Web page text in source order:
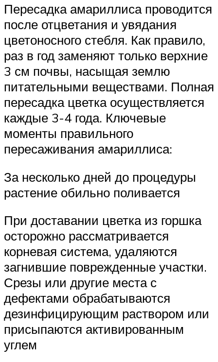
Пересадка амариллиса проводится
после отцветания и увядания
цветоносного стебля. Как правило,
раз в год заменяют только верхние
3 см почвы, насыщая землю
питательными веществами. Полная
пересадка цветка осуществляется
каждые 3-4 года. Ключевые
моменты правильного
пересаживания амариллиса:
За несколько дней до процедуры
растение обильно поливается
При доставании цветка из горшка
осторожно рассматривается
корневая система, удаляются
загнившие поврежденные участки.
Срезы или другие места с
дефектами обрабатываются
дезинфицирующим раствором или
присыпаются активированным
углем